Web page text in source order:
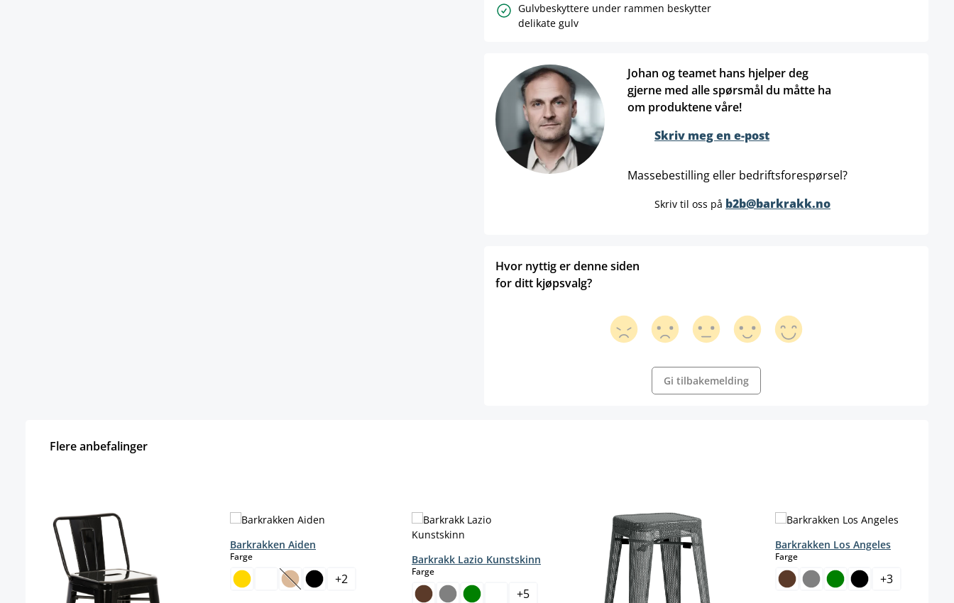
Gulvbeskyttere under rammen beskytter
delikate gulv
Johan og teamet hans hjelper deg
gjerne med alle spørsmål du måtte ha
om produktene våre!
Skriv meg en e-post
Massebestilling eller bedriftsforespørsel?
Skriv til oss på b2b@barkrakk.no
Hvor nyttig er denne siden
for ditt kjøpsvalg?
Gi tilbakemelding
Flere anbefalinger
Barkrakken Aiden
Fargeselect
(Dette alternativet er foreløpig ikke tilgjengelig.)
+2
Barkrakk Lazio Kunstskinn
Fargeselect
+5
Barkrakken Los Angeles
Fargeselect
+3